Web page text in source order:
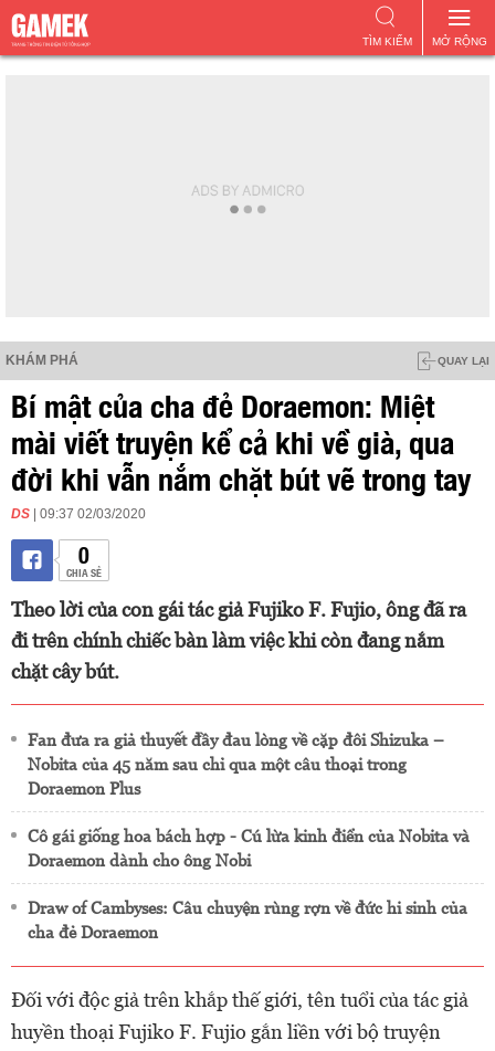
MỞ RỘNG
TÌM KIẾM
KHÁM PHÁ QUAY LẠI
Bí mật của cha đẻ Doraemon: Miệt
mài viết truyện kể cả khi về già, qua
đời khi vẫn nắm chặt bút vẽ trong tay
DS | 09:37 02/03/2020
0
CHIA SẺ
Theo lời của con gái tác giả Fujiko F. Fujio, ông đã ra
đi trên chính chiếc bàn làm việc khi còn đang nắm
chặt cây bút.
Fan đưa ra giả thuyết đầy đau lòng về cặp đôi Shizuka –
Nobita của 45 năm sau chỉ qua một câu thoại trong
Doraemon Plus
Cô gái giống hoa bách hợp - Cú lừa kinh điển của Nobita và
Doraemon dành cho ông Nobi
Draw of Cambyses: Câu chuyện rùng rợn về đức hi sinh của
cha đẻ Doraemon
Đối với độc giả trên khắp thế giới, tên tuổi của tác giả
huyền thoại Fujiko F. Fujio gắn liền với bộ truyện